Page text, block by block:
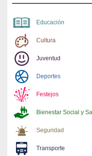
Educación
Cultura
Juventud
Deportes
Festejos
Bienestar Social y
Seguridad
Transporte